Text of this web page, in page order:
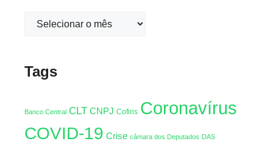
Tags
Banco Central CLT CNPJ Cofins Coronavírus
COVID-19 Crise câmara dos Deputados DAS